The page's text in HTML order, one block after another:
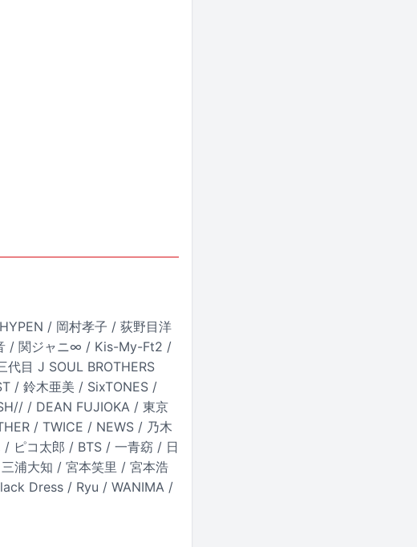
/ 岡村孝子 / 荻野目洋
/ 関ジャニ∞ / Kis-My-Ft2 /
目 J SOUL BROTHERS
/ 鈴木亜美 / SixTONES /
/ DEAN FUJIOKA / 東京
/ TWICE / NEWS / 乃木
ピコ太郎 / BTS / 一青窈 / 日
浦大知 / 宮本笑里 / 宮本浩
Dress / Ryu / WANIMA /